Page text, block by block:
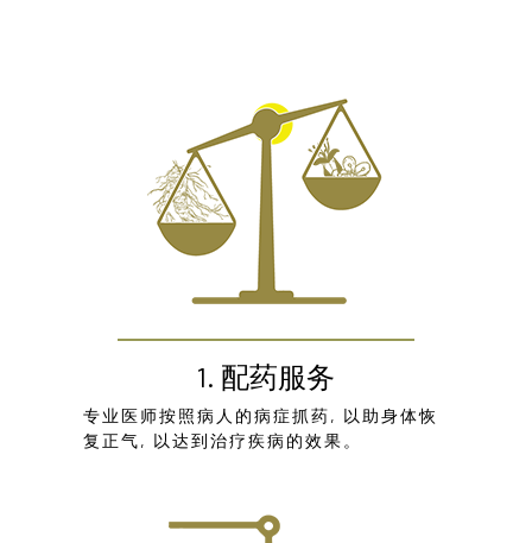
1. 配药服务
专业医师按照病人的病症抓药, 以助身体恢
复正气, 以达到治疗疾病的效果。